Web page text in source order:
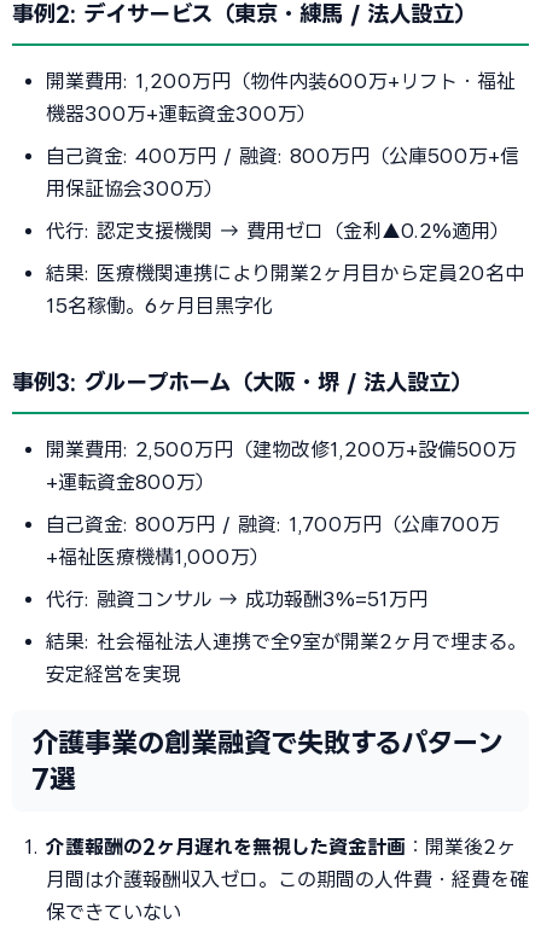
事例2: デイサービス（東京・練馬 / 法人設立）
開業費用: 1,200万円（物件内装600万+リフト・福祉
機器300万+運転資金300万）
自己資金: 400万円 / 融資: 800万円（公庫500万+信
用保証協会300万）
代行: 認定支援機関 → 費用ゼロ（金利▲0.2%適用）
結果: 医療機関連携により開業2ヶ月目から定員20名中
15名稼働。6ヶ月目黒字化
事例3: グループホーム（大阪・堺 / 法人設立）
開業費用: 2,500万円（建物改修1,200万+設備500万
+運転資金800万）
自己資金: 800万円 / 融資: 1,700万円（公庫700万
+福祉医療機構1,000万）
代行: 融資コンサル → 成功報酬3%=51万円
結果: 社会福祉法人連携で全9室が開業2ヶ月で埋まる。
安定経営を実現
介護事業の創業融資で失敗するパターン
7選
介護報酬の2ヶ月遅れを無視した資金計画 ：開業後2ヶ
月間は介護報酬収入ゼロ。この期間の人件費・経費を確
保できていない